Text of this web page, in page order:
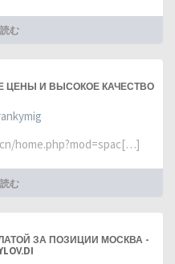
む
ЦЕНЫ И ВЫСОКОЕ КАЧЕСТВО
home.php?mod=spac[…]
む
ЗА ПОЗИЦИИ МОСКВА -